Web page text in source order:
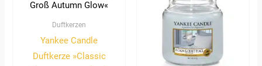
Duftkerzen
Yankee Candle
Duftkerze »Classic